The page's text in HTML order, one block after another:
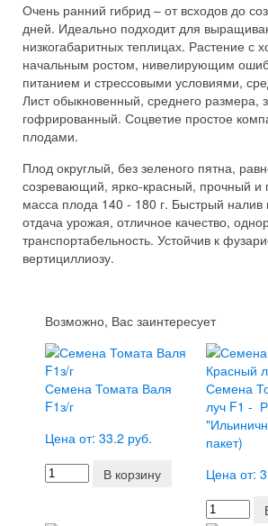
Очень ранний гибрид – от всходов до
дней. Идеально подходит для
низкогабаритных теплицах. Растение с
начальным ростом, нивелирующим
питанием и стрессовыми условиями,
Лист обыкновенный, среднего размера,
гофрированный. Соцветие простое
плодами.
Плод округлый, без зеленого пятна,
созревающий, ярко-красный, прочный и
масса плода 140 - 180 г. Быстрый налив
отдача урожая, отличное качество,
транспортабельность. Устойчив к
вертициллиозу.
Возможно, Вас заинтересует
Семена Томата Валя
F1з/г
Цена от: 33.2 руб.
В корзину
Семена
луч F1 -
пакет)
Цена от: